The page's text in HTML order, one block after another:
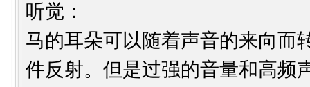
听觉：
马的耳朵可以随着声音的来向而
件反射。但是过强的音量和高频